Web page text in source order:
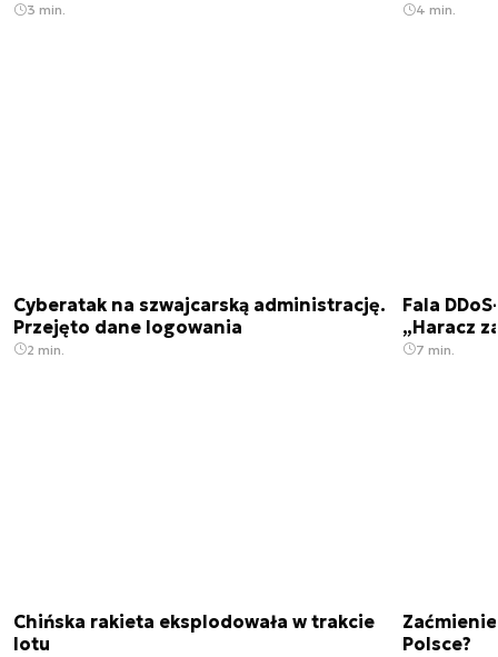
3 min. 4 min.
Cyberatak na szwajcarską administrację.
Przejęto dane logowania
2 min.
Fala
„Haracz
7 min.
Chińska rakieta eksplodowała w trakcie
lotu
Polsce?